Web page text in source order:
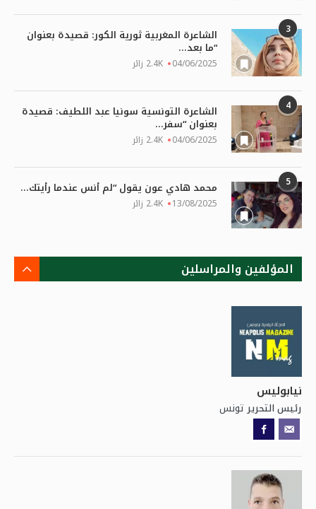
3 الشاعرة المغربية ثورية الكور: قصيدة بعنوان
“ما بعد...
04/06/2025 2.4K زائر
4 الشاعرة التونسية سونيا عبد اللطيف: قصيدة
بعنوان “سفر...
04/06/2025 2.4K زائر
5 محمد هادي عون يقول “لم أنس عندما رأيتك...
13/08/2025 2.4K زائر
المؤلفين والمراسلين
نيابوليس
رئيس التحرير تونس